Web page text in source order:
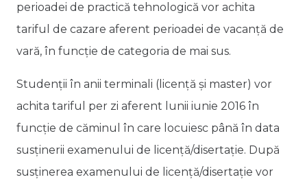
perioadei de practică tehnologică vor achita
tariful de cazare aferent perioadei de vacanță de
vară, în funcție de categoria de mai sus.
Studenții în anii terminali (licență și master) vor
achita tariful per zi aferent lunii iunie 2016 în
funcție de căminul în care locuiesc până în data
susținerii examenului de licență/disertație. După
susținerea examenului de licență/disertație vor